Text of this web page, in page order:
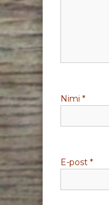
i
i
e
Nimi *
E-post *